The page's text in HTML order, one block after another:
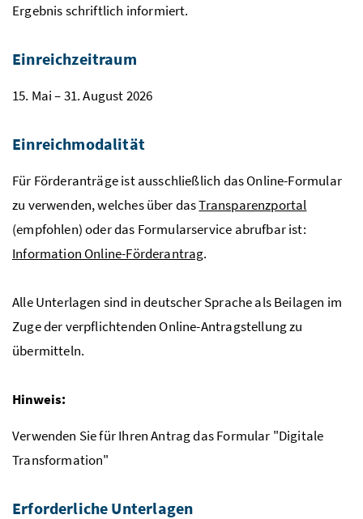
Ergebnis schriftlich informiert.
Einreichzeitraum
15. Mai – 31. August 2026
Einreichmodalität
Für Förderanträge ist ausschließlich das Online-Formular
zu verwenden, welches über dasTransparenzportal
(empfohlen) oder das Formularservice abrufbar ist:
Information Online-Förderantrag.
Alle Unterlagen sind in deutscher Sprache als Beilagen im
Zuge der verpflichtenden Online-Antragstellung zu
übermitteln.
Hinweis:
Verwenden Sie für Ihren Antrag das Formular "Digitale
Transformation"
Erforderliche Unterlagen